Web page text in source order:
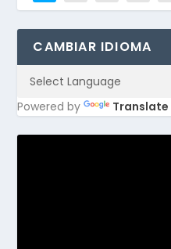
CAMBIAR IDIOMA
Powered by Translate